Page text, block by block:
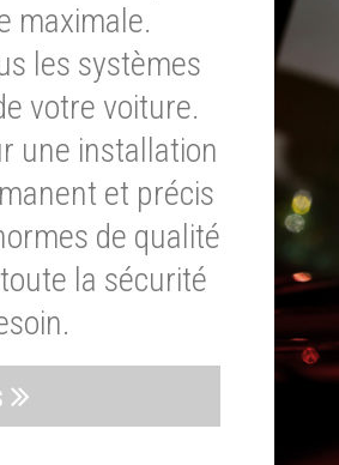
maximale.
les systèmes
votre voiture.
une installation
et précis
de qualité
la sécurité